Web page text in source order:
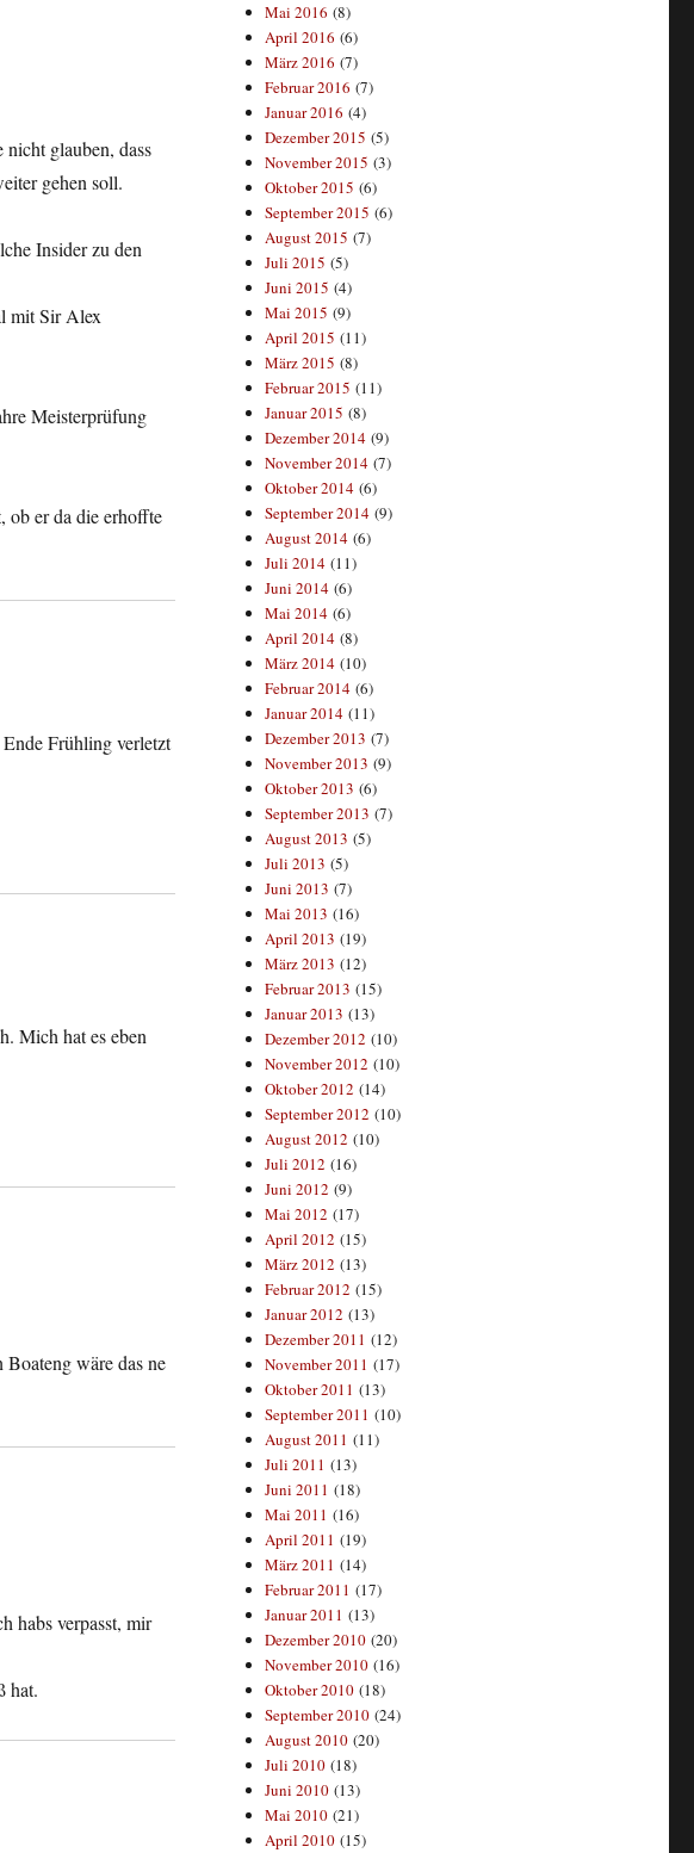
glauben, dass
gehen soll.
Insider zu den
mit Sir Alex
Meisterprüfung
ob er da die erhoffte
Frühling verletzt
Mich hat es eben
wäre das ne
habs verpasst, mir
hat.
Mai 2016 (8)
April 2016 (6)
März 2016 (7)
Februar 2016 (7)
Januar 2016 (4)
Dezember 2015 (5)
November 2015 (3)
Oktober 2015 (6)
September 2015 (6)
August 2015 (7)
Juli 2015 (5)
Juni 2015 (4)
Mai 2015 (9)
April 2015 (11)
März 2015 (8)
Februar 2015 (11)
Januar 2015 (8)
Dezember 2014 (9)
November 2014 (7)
Oktober 2014 (6)
September 2014 (9)
August 2014 (6)
Juli 2014 (11)
Juni 2014 (6)
Mai 2014 (6)
April 2014 (8)
März 2014 (10)
Februar 2014 (6)
Januar 2014 (11)
Dezember 2013 (7)
November 2013 (9)
Oktober 2013 (6)
September 2013 (7)
August 2013 (5)
Juli 2013 (5)
Juni 2013 (7)
Mai 2013 (16)
April 2013 (19)
März 2013 (12)
Februar 2013 (15)
Januar 2013 (13)
Dezember 2012 (10)
November 2012 (10)
Oktober 2012 (14)
September 2012 (10)
August 2012 (10)
Juli 2012 (16)
Juni 2012 (9)
Mai 2012 (17)
April 2012 (15)
März 2012 (13)
Februar 2012 (15)
Januar 2012 (13)
Dezember 2011 (12)
November 2011 (17)
Oktober 2011 (13)
September 2011 (10)
August 2011 (11)
Juli 2011 (13)
Juni 2011 (18)
Mai 2011 (16)
April 2011 (19)
März 2011 (14)
Februar 2011 (17)
Januar 2011 (13)
Dezember 2010 (20)
November 2010 (16)
Oktober 2010 (18)
September 2010 (24)
August 2010 (20)
Juli 2010 (18)
Juni 2010 (13)
Mai 2010 (21)
April 2010 (15)